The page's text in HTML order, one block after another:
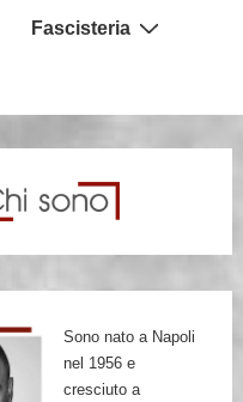
Fascisteria
Sono nato a Napoli
nel 1956 e
cresciuto a